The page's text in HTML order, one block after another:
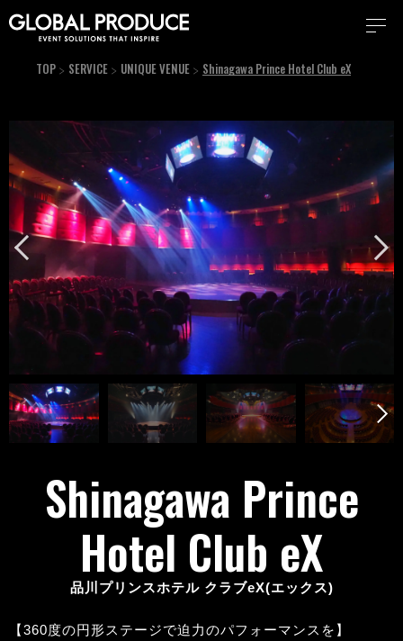
TOP SERVICE UNIQUE VENUE Shinagawa Prince Hotel Club eX
Shinagawa Prince
Hotel Club eX
品川プリンスホテル クラブeX(エックス)
【360度の円形ステージで迫力のパフォーマンスを】